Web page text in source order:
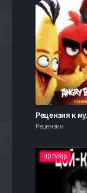
Рецензии
HDTVRip